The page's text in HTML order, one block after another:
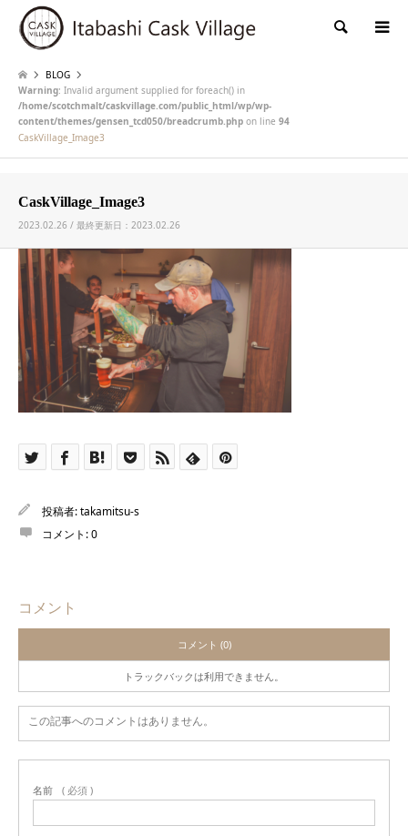
検索
BLOG
Warning: Invalid argument supplied for foreach() in
/home/scotchmalt/caskvillage.com/public_html/wp/wp-
content/themes/gensen_tcd050/breadcrumb.php on line 94
CaskVillage_Image3
CaskVillage_Image3
2023.02.26 / 最終更新日：2023.02.26
投稿者:takamitsu-s
コメント:0
コメント
コメント (0)
トラックバックは利用できません。
この記事へのコメントはありません。
名前 ( 必須 )